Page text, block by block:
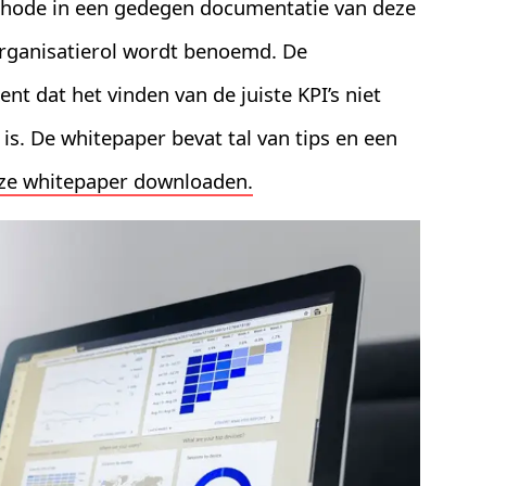
in een gedegen documentatie van deze
wordt benoemd. De
dat het vinden van de juiste KPI’s niet
De whitepaper bevat tal van tips en een
whitepaper downloaden.